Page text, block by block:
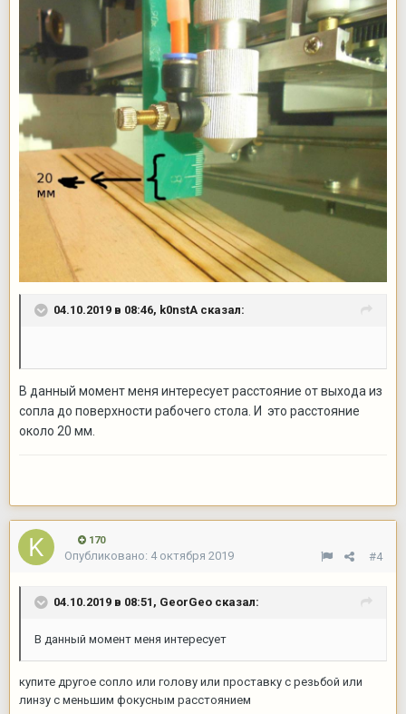
04.10.2019 в 08:46, k0nstA сказал:
В данный момент меня интересует расстояние от выхода из
сопла до поверхности рабочего стола. И это расстояние
около 20 мм.
170
#4
Опубликовано: 4 октября 2019
04.10.2019 в 08:51, GeorGeo сказал:
В данный момент меня интересует
купите другое сопло или голову или проставку с резьбой или
линзу с меньшим фокусным расстоянием